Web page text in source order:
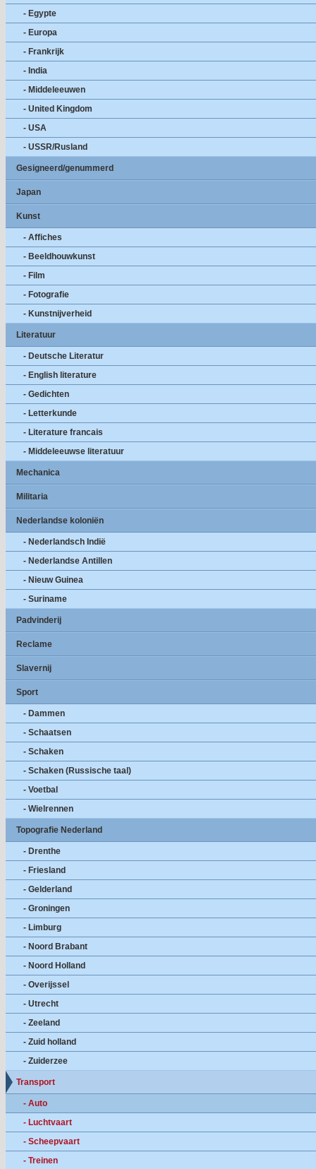
- Egypte
- Europa
- Frankrijk
- India
- Middeleeuwen
- United Kingdom
- USA
- USSR/Rusland
Gesigneerd/genummerd
Japan
Kunst
- Affiches
- Beeldhouwkunst
- Film
- Fotografie
- Kunstnijverheid
Literatuur
- Deutsche Literatur
- English literature
- Gedichten
- Letterkunde
- Literature francais
- Middeleeuwse literatuur
Mechanica
Militaria
Nederlandse koloniën
- Nederlandsch Indië
- Nederlandse Antillen
- Nieuw Guinea
- Suriname
Padvinderij
Reclame
Slavernij
Sport
- Dammen
- Schaatsen
- Schaken
- Schaken (Russische taal)
- Voetbal
- Wielrennen
Topografie Nederland
- Drenthe
- Friesland
- Gelderland
- Groningen
- Limburg
- Noord Brabant
- Noord Holland
- Overijssel
- Utrecht
- Zeeland
- Zuid holland
- Zuiderzee
Transport
- Auto
- Luchtvaart
- Scheepvaart
- Treinen